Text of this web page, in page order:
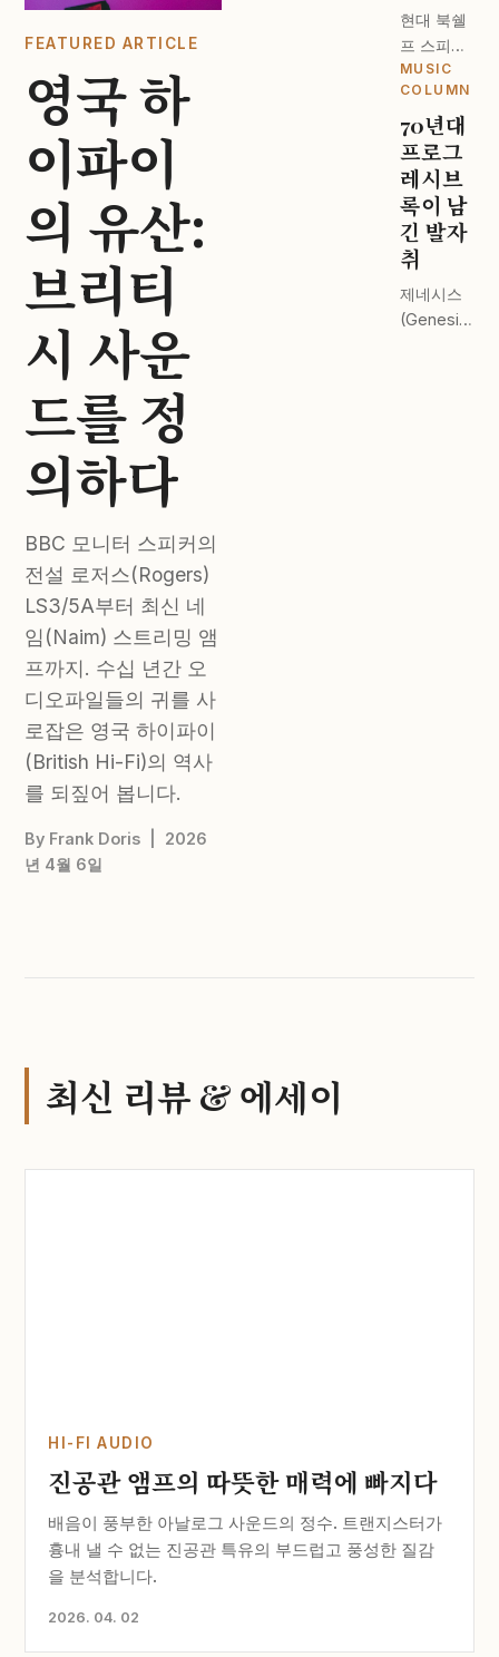
FEATURED ARTICLE
영국 하
이파이
의 유산:
브리티
시 사운
드를 정
의하다
BBC 모니터 스피커의
전설 로저스(Rogers)
LS3/5A부터 최신 네
임(Naim) 스트리밍 앰
프까지. 수십 년간 오
디오파일들의 귀를 사
로잡은 영국 하이파이
(British Hi-Fi)의 역사
를 되짚어 봅니다.
By Frank Doris | 2026
년 4월 6일
현대 북쉘
프 스피커
의 최강자
는 누구인
가? 디자
인과 사운
드 스테이
지 전격 비
교.
MUSIC
COLUMN
70년대
프로그
레시브
록이 남
긴 발자
취
제네시스
(Genesis)
최신 리뷰 & 에세이
HI-FI AUDIO
진공관 앰프의 따뜻한 매력에 빠지다
배음이 풍부한 아날로그 사운드의 정수. 트랜지스터가
흉내 낼 수 없는 진공관 특유의 부드럽고 풍성한 질감
을 분석합니다.
2026. 04. 02